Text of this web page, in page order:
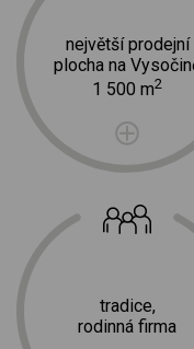
největší prodejní
plocha na
1 500 m2
tradice,
rodinná firma